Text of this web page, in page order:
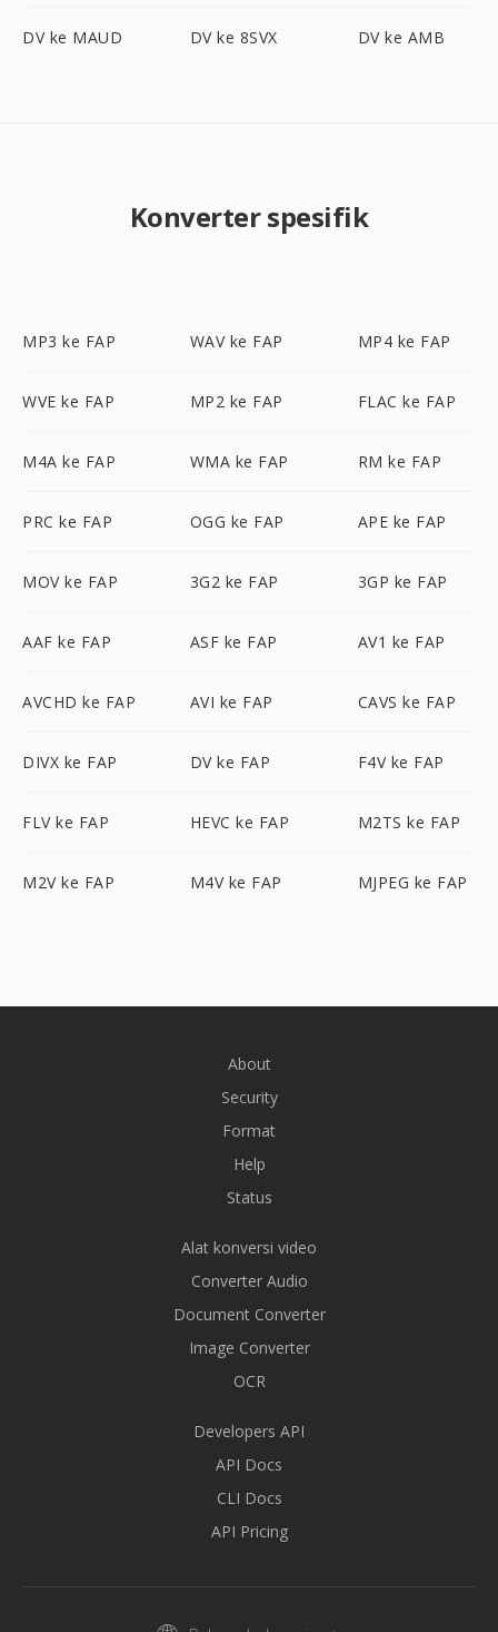
DV ke MAUD DV ke 8SVX DV ke AMB
Konverter spesifik
MP3 ke FAP WAV ke FAP MP4 ke FAP
WVE ke FAP MP2 ke FAP FLAC ke FAP
M4A ke FAP WMA ke FAP RM ke FAP
PRC ke FAP OGG ke FAP APE ke FAP
MOV ke FAP 3G2 ke FAP 3GP ke FAP
AAF ke FAP ASF ke FAP AV1 ke FAP
AVCHD ke FAP AVI ke FAP CAVS ke FAP
DIVX ke FAP DV ke FAP F4V ke FAP
FLV ke FAP HEVC ke FAP M2TS ke FAP
M2V ke FAP M4V ke FAP MJPEG ke FAP
About
Security
Format
Help
Status
Alat konversi video
Converter Audio
Document Converter
Image Converter
OCR
Developers API
API Docs
CLI Docs
API Pricing